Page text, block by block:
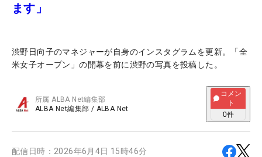
ます」
渋野日向子のマネジャーが自身のインスタグラムを更新。「全
米女子オープン」の開幕を前に渋野の写真を投稿した。
所属ALBA Net編集部
ALBA Net編集部 / ALBA Net
コメン
ト
0件
配信日時： 2026年6月4日 15時46分